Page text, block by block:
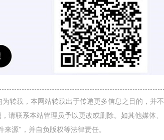
转载，本网站转载出于传递更多信息之目的，并不
请联系本站管理员予以更改或删除。如其他媒体、
源"，并自负版权等法律责任。